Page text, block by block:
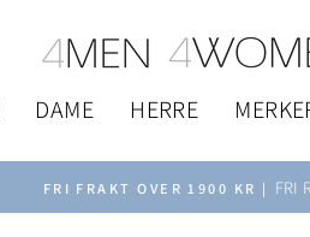
DAME HERRE
FRI FRAKT OVER 1900 KR | FRI